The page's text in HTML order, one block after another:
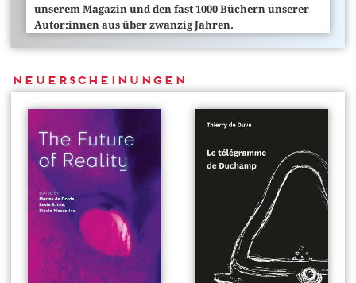
unserem Magazin und den fast 1000 Büchern unserer
Autor:innen aus über zwanzig Jahren.
Neuerscheinungen